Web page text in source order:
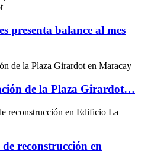
presenta balance al mes
de la Plaza Girardot…
reconstrucción en